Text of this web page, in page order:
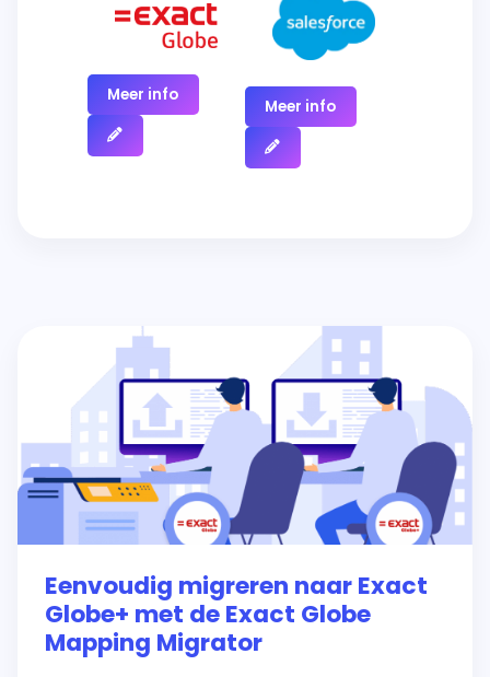
Meer info
Meer info
Eenvoudig migreren naar Exact
Globe+ met de Exact Globe
Mapping Migrator